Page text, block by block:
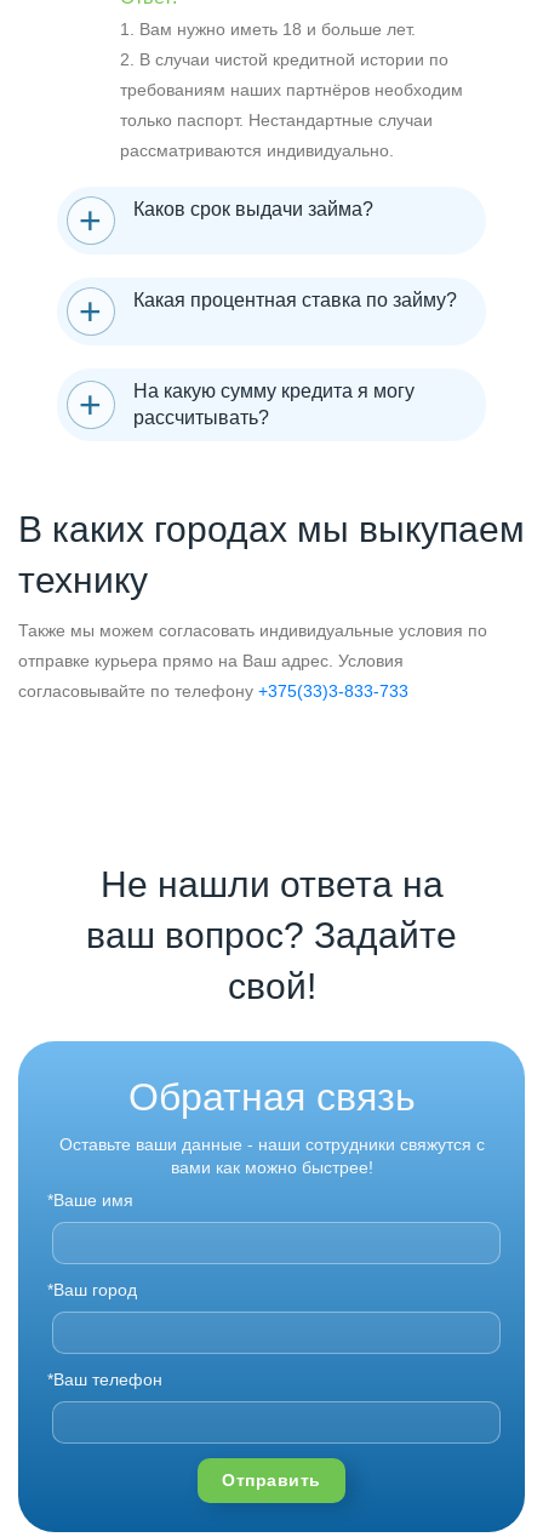
1. Вам нужно иметь 18 и больше лет.
2. В случаи чистой кредитной истории по
требованиям наших партнёров необходим
только паспорт. Нестандартные случаи
рассматриваются индивидуально.
Каков срок выдачи займа?
Какая процентная ставка по займу?
На какую сумму кредита я могу
рассчитывать?
В каких городах мы выкупаем
технику
Также мы можем согласовать индивидуальные условия по
отправке курьера прямо на Ваш адрес. Условия
согласовывайте по телефону +375(33)3-833-733
Не нашли ответа на
ваш вопрос? Задайте
свой!
Обратная связь
Оставьте ваши данные - наши сотрудники свяжутся с
вами как можно быстрее!
*Ваше имя
*Ваш город
*Ваш телефон
Отправить